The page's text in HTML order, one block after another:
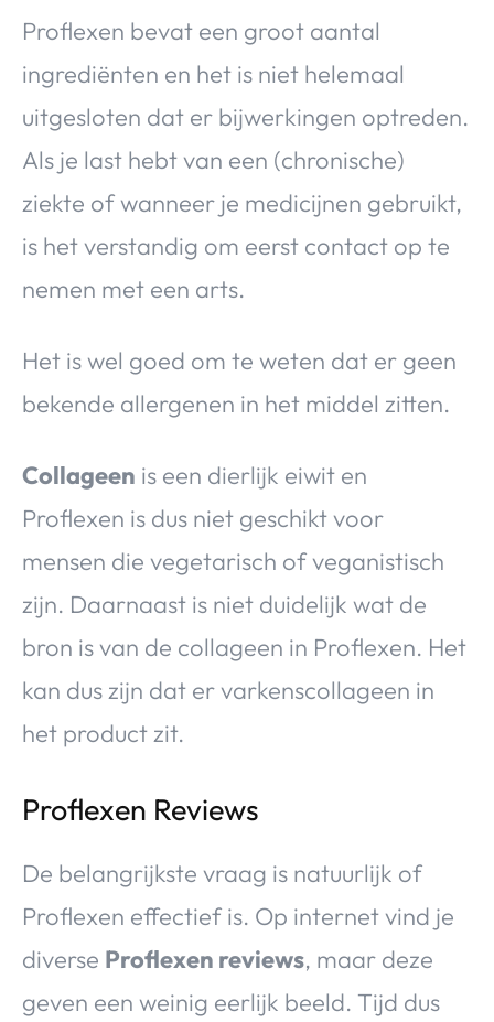
Proflexen bevat een groot aantal
ingrediënten en het is niet helemaal
uitgesloten dat er bijwerkingen optreden.
Als je last hebt van een (chronische)
ziekte of wanneer je medicijnen gebruikt,
is het verstandig om eerst contact op te
nemen met een arts.
Het is wel goed om te weten dat er geen
bekende allergenen in het middel zitten.
Collageen is een dierlijk eiwit en
Proflexen is dus niet geschikt voor
mensen die vegetarisch of veganistisch
zijn. Daarnaast is niet duidelijk wat de
bron is van de collageen in Proflexen. Het
kan dus zijn dat er varkenscollageen in
het product zit.
Proflexen Reviews
De belangrijkste vraag is natuurlijk of
Proflexen effectief is. Op internet vind je
diverse Proflexen reviews, maar deze
geven een weinig eerlijk beeld. Tijd dus